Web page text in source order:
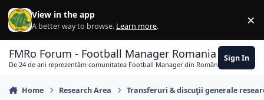
Skip to content
View in the app
A better way to browse. Learn more. ×
FMRo Forum - Football Manager Romania
De 24 de ani reprezentăm comunitatea Football Manager din România
Sign In
Home Research Area Transferuri & discuţii generale